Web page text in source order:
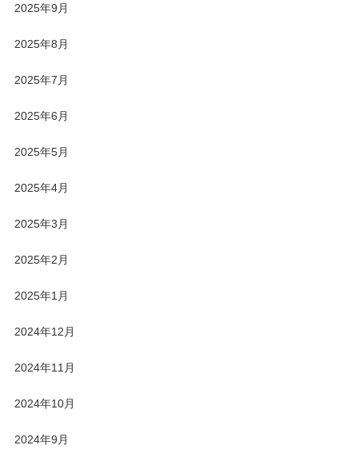
2025年9月
2025年8月
2025年7月
2025年6月
2025年5月
2025年4月
2025年3月
2025年2月
2025年1月
2024年12月
2024年11月
2024年10月
2024年9月